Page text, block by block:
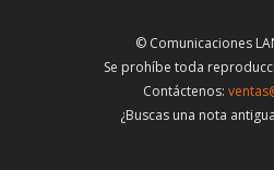
© Comunicaciones
Se prohíbe toda
Contáctenos:
¿Buscas una nota